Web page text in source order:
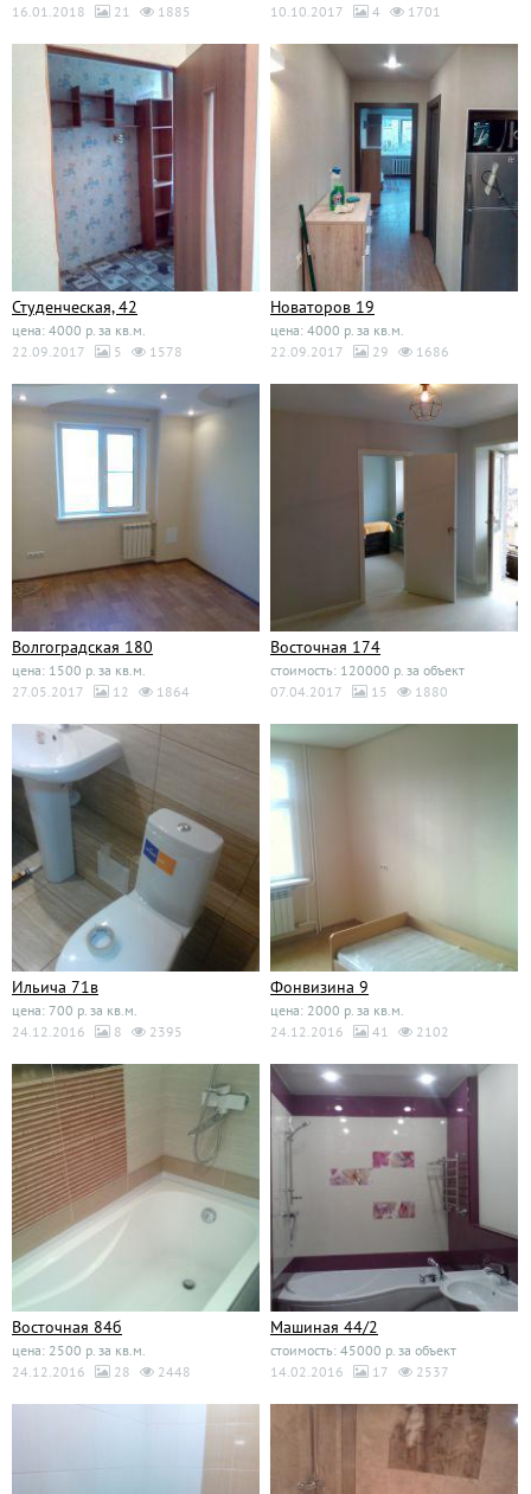
16.01.2018
21 1885
10.10.2017
4 1701
Студенческая, 42
цена: 4000 р. за кв.м.
22.09.2017
5 1578
Новаторов 19
цена: 4000 р. за кв.м.
22.09.2017
29 1686
Волгоградская 180
цена: 1500 р. за кв.м.
27.05.2017
12 1864
Восточная 174
стоимость: 120000 р. за объект
07.04.2017
15 1880
Ильича 71в
цена: 700 р. за кв.м.
24.12.2016
8 2395
Фонвизина 9
цена: 2000 р. за кв.м.
24.12.2016
41 2102
Восточная 84б
цена: 2500 р. за кв.м.
24.12.2016
28 2448
Машиная 44/2
стоимость: 45000 р. за объект
14.02.2016
17 2537